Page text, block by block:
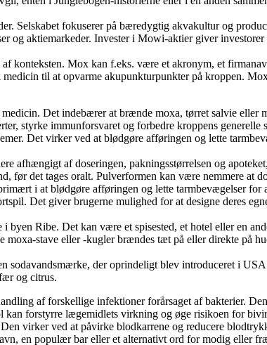
Selskabet fokuserer på bæredygtig akvakultur og
og aktiemarkeder. Invester i Mowi-aktier giver
konteksten. Mox kan f.eks. være et akronym, et
til at opvarme akupunkturpunkter på kroppen.
Det indebærer at brænde moxa, tørret salvie
styrke immunforsvaret og forbedre kroppens generelle
Det virker ved at blødgøre afføringen og lette
afhængigt af doseringen, pakningsstørrelsen og
det tages oralt. Pulverformen kan være nemmere at
i at blødgøre afføringen og lette tarmbevægelser for
Det giver brugerne mulighed for at designe deres
Ribe. Det kan være et spisested, et hotel eller en
stave eller -kugler brændes tæt på eller direkte på
sodavandsmærke, der oprindeligt blev introduceret i
og citrus.
af forskellige infektioner forårsaget af bakterier.
forstyrre lægemidlets virkning og øge risikoen for
virker ved at påvirke blodkarrene og reducere
en populær bar eller et alternativt ord for modig eller